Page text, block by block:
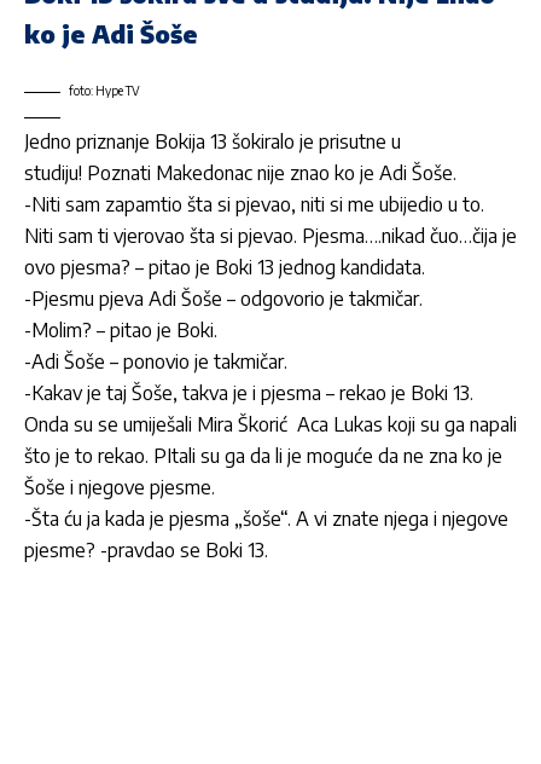
ko je Adi Šoše
foto: Hype TV
Jedno priznanje Bokija 13 šokiralo je prisutne u
studiju! Poznati Makedonac nije znao ko je Adi Šoše.
-Niti sam zapamtio šta si pjevao, niti si me ubijedio u to.
Niti sam ti vjerovao šta si pjevao. Pjesma….nikad čuo…čija je
ovo pjesma? – pitao je Boki 13 jednog kandidata.
-Pjesmu pjeva Adi Šoše – odgovorio je takmičar.
-Molim? – pitao je Boki.
-Adi Šoše – ponovio je takmičar.
-Kakav je taj Šoše, takva je i pjesma – rekao je Boki 13.
Onda su se umiješali Mira Škorić Aca Lukas koji su ga napali
što je to rekao. PItali su ga da li je moguće da ne zna ko je
Šoše i njegove pjesme.
-Šta ću ja kada je pjesma „šoše“. A vi znate njega i njegove
pjesme? -pravdao se Boki 13.